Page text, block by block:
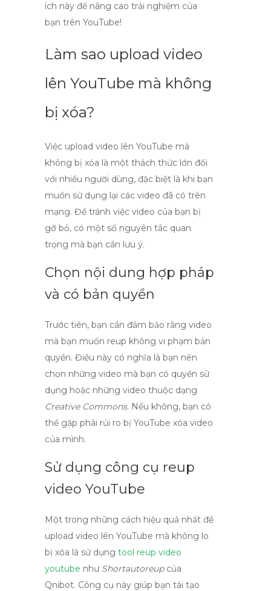
ích này để nâng cao trải nghiệm của
bạn trên YouTube!
Làm sao upload video
lên YouTube mà không
bị xóa?
Việc upload video lên YouTube mà
không bị xóa là một thách thức lớn đối
với nhiều người dùng, đặc biệt là khi bạn
muốn sử dụng lại các video đã có trên
mạng. Để tránh việc video của bạn bị
gỡ bỏ, có một số nguyên tắc quan
trọng mà bạn cần lưu ý.
Chọn nội dung hợp pháp
và có bản quyền
Trước tiên, bạn cần đảm bảo rằng video
mà bạn muốn reup không vi phạm bản
quyền. Điều này có nghĩa là bạn nên
chọn những video mà bạn có quyền sử
dụng hoặc những video thuộc dạng
Creative Commons. Nếu không, bạn có
thể gặp phải rủi ro bị YouTube xóa video
của mình.
Sử dụng công cụ reup
video YouTube
Một trong những cách hiệu quả nhất để
upload video lên YouTube mà không lo
bị xóa là sử dụng tool reup video
youtube như Shortautoreupcủa
Qnibot. Công cụ này giúp bạn tái tạo